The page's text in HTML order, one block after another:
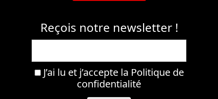
Reçois notre newsletter !
J’ai lu et j’accepte la Politique de
confidentialité